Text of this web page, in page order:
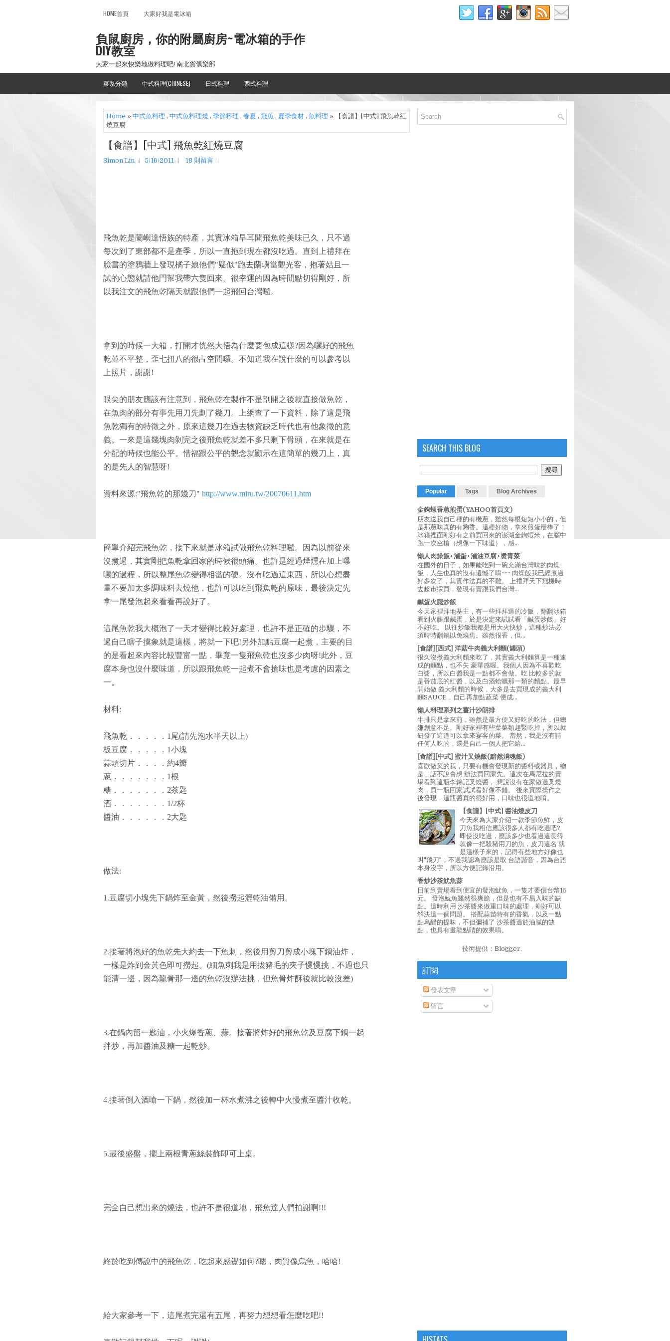
HOME首頁 大家好我是電冰箱
負鼠廚房，你的附屬廚房~電冰箱的手作
DIY教室
大家一起來快樂地做料理吧! 南北貨俱樂部
菜系分類 中式料理(CHINESE) 日式料理 西式料理
Home » 中式魚料理 , 中式魚料理燒 , 季節料理 , 春夏 , 飛魚 , 夏季食材 , 魚料理 » 【食譜】[中式] 飛魚乾紅
燒豆腐
【食譜】[中式] 飛魚乾紅燒豆腐
Simon Lin 5/16/2011 18 則留言
飛魚乾是蘭嶼達悟族的特產，其實冰箱早耳聞飛魚乾美味已久，只不過
每次到了東部都不是產季，所以一直拖到現在都沒吃過。直到上禮拜在
臉書的塗鴉牆上發現橘子娘他們"疑似"跑去蘭嶼當觀光客，抱著姑且一
試的心態就請他門幫我帶六隻回來。很幸運的因為時間點切得剛好，所
以我注文的飛魚乾隔天就跟他們一起飛回台灣囉。
拿到的時候一大箱，打開才恍然大悟為什麼要包成這樣?因為曬好的飛魚
乾並不平整，歪七扭八的很占空間囉。不知道我在說什麼的可以參考以
上照片，謝謝!
眼尖的朋友應該有注意到，飛魚乾在製作不是剖開之後就直接做魚乾，
在魚肉的部分有事先用刀先劃了幾刀。上網查了一下資料，除了這是飛
魚乾獨有的特徵之外，原來這幾刀在過去物資缺乏時代也有他象徵的意
義。一來是這幾塊肉剝完之後飛魚乾就差不多只剩下骨頭，在來就是在
分配的時候也能公平。惜福跟公平的觀念就顯示在這簡單的幾刀上，真
的是先人的智慧呀!
資料來源:"飛魚乾的那幾刀" http://www.miru.tw/20070611.htm
簡單介紹完飛魚乾，接下來就是冰箱試做飛魚乾料理囉。因為以前從來
沒煮過，其實剛把魚乾拿回家的時候很頭痛。也許是經過煙燻在加上曝
曬的過程，所以整尾魚乾變得相當的硬。沒有吃過這東西，所以心想盡
量不要加太多調味料去燒他，也許可以吃到飛魚乾的原味，最後決定先
拿一尾發泡起來看看再說好了。
這尾魚乾我大概泡了一天才變得比較好處理，也許不是正確的步驟，不
過自己瞎子摸象就是這樣，將就一下吧!另外加點豆腐一起煮，主要的目
的是看起來內容比較豐富一點，畢竟一隻飛魚乾也沒多少肉呀!此外，豆
腐本身也沒什麼味道，所以跟飛魚乾一起煮不會搶味也是考慮的因素之
一。
材料:
飛魚乾．．．．．1尾(請先泡水半天以上)
板豆腐．．．．．1小塊
蒜頭切片．．．．約4瓣
蔥．．．．．．．1根
糖．．．．．．．2茶匙
酒．．．．．．．1/2杯
醬油．．．．．．2大匙
做法:
1.豆腐切小塊先下鍋炸至金黃，然後撈起瀝乾油備用。
2.接著將泡好的魚乾先大約去一下魚刺，然後用剪刀剪成小塊下鍋油炸，
一樣是炸到金黃色即可撈起。(細魚刺我是用拔豬毛的夾子慢慢挑，不過也只
能清一邊，因為龍骨那一邊的魚乾沒辦法挑，但魚骨炸酥後就比較沒差)
3.在鍋內留一匙油，小火爆香蔥、蒜。接著將炸好的飛魚乾及豆腐下鍋一起
拌炒，再加醬油及糖一起乾炒。
4.接著倒入酒嗆一下鍋，然後加一杯水煮沸之後轉中火慢煮至醬汁收乾。
5.最後盛盤，擺上兩根青蔥絲裝飾即可上桌。
完全自己想出來的燒法，也許不是很道地，飛魚達人們拍謝啊!!!
終於吃到傳說中的飛魚乾，吃起來感覺如何?嗯，肉質像烏魚，哈哈!
給大家參考一下，這尾煮完還有五尾，再努力想想看怎麼吃吧!!
SEARCH THIS BLOG
Popular Tags Blog Archives
金鉤蝦香蔥煎蛋(YAHOO首頁文)
朋友送我自己種的有機蔥，雖然每根短短小小的，但
是那蔥味真的有夠香。這種好物，拿來煎蛋最棒了！
冰箱裡面剛好有之前買回來的澎湖金鉤蝦米，在腦中
跑一次空槍（想像一下味道），感...
懶人肉燥飯+滷蛋+滷油豆腐+燙青菜
在國外的日子，如果能吃到一碗充滿台灣味的肉燥
飯，人生也真的沒有遺憾了唷~~~ 肉燥飯我已經煮過
好多次了，其實作法真的不難。 上禮拜天下飛機時
去超市採買，發現有賣跟我們台灣...
鹹蛋火腿炒飯
今天家裡拜地基主，有一些拜拜過的冷飯，翻翻冰箱
看到火腿跟鹹蛋，於是決定來試試看「鹹蛋炒飯」好
不好吃。 以往炒飯我都是用大火快炒，這種炒法必
須時時翻鍋以免燒焦。雖然很香，但...
[食譜][西式] 洋菇牛肉義大利麵(罐頭)
很久沒煮義大利麵來吃了，其實義大利麵算是一種速
成的麵點，也不失 豪華感喔。我個人因為不喜歡吃
白醬，所以白醬我是一點都不會做。吃 比較多的就
是番茄底的紅醬，以及白酒蛤蠣那一類的麵點。最早
開始做 義大利麵的時候，大多是去買現成的義大利
麵SAUCE，自己再加點蔬菜 便成...
懶人料理系列之薑汁沙朗排
牛排只是拿來煎，雖然是最方便又好吃的吃法，但總
嫌創意不足。剛好家裡有些葉菜類趕緊吃掉，所以就
研發了這道可以拿來宴客的菜。 當然，我是沒有請
任何人吃的，還是自己一個人把它給...
[食譜][中式] 蜜汁叉燒飯(黯然消魂飯)
喜歡做菜的我，只要有機會發現新的醬料或器具，總
是二話不說會想 辦法買回家先。這次在馬尼拉的賣
場看到這瓶李錦記叉燒醬， 想說沒有在家做過叉燒
肉，買一瓶回家試試看好像不錯。 後來實際操作之
後發現，這瓶醬真的很好用，口味也很道地唷。
【食譜】[中式] 醬油燒皮刀
今天來為大家介紹一款季節魚鮮，皮
刀魚我相信應該很多人都有吃過吧?
即使沒吃過，應該多少也看過這長得
就像一把殺豬用刀的魚，皮刀這名 就
是這樣子來的，記得有些地方好像也
叫"飛刀"，不過我認為應該是取 台語諧音，因為台語
本身沒字，所以方便記錄沿用。
香炒沙茶魷魚蒜
日前到賣場看到便宜的發泡魷魚，一隻才要價台幣15
元。 發泡魷魚雖然很爽脆，但是也有不易入味的缺
點。這時利用 沙茶醬來做重口味的處理，剛好可以
解決這一個問題。 搭配蒜苗特有的香氣，以及一點
點烏醋的提味，不但彌補了 沙茶醬過於油膩的缺
點，也具有畫龍點睛的效果唷。
技術提供： Blogger.
訂閱
發表文章
留言